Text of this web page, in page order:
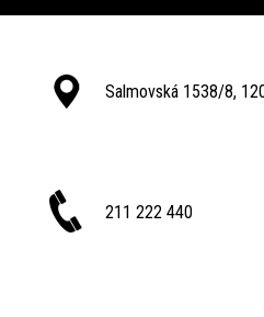
Salmovská 1538/8,
211 222 440